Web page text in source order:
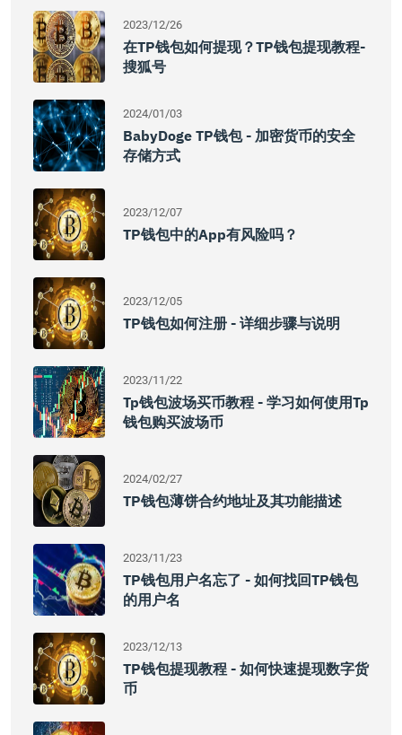
2023/12/26
在TP钱包如何提现？TP钱包提现教程-
搜狐号
2024/01/03
BabyDoge TP钱包 - 加密货币的安全
存储方式
2023/12/07
TP钱包中的App有风险吗？
2023/12/05
TP钱包如何注册 - 详细步骤与说明
2023/11/22
Tp钱包波场买币教程 - 学习如何使用tp
钱包购买波场币
2024/02/27
TP钱包薄饼合约地址及其功能描述
2023/11/23
TP钱包用户名忘了 - 如何找回TP钱包
的用户名
2023/12/13
TP钱包提现教程 - 如何快速提现数字货
币